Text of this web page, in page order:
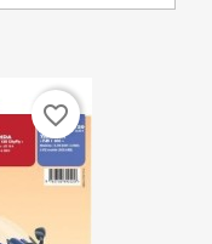
favorite_border